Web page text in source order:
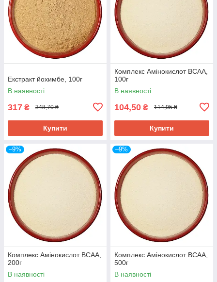
Екстракт йохимбе, 100г
В наявності
317 ₴ 348,70 ₴
Купити
Комплекс Амінокислот ВСАА,
100г
В наявності
104,50 ₴ 114,95 ₴
Купити
–9%
Комплекс Амінокислот ВСАА,
200г
В наявності
–9%
Комплекс Амінокислот ВСАА,
500г
В наявності